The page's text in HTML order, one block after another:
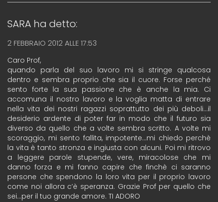
SARA ha detto:
2 FEBBRAIO 2012 ALLE 17:53
Caro Prof,
quando parla del suo lavoro mi si stringe qualcosa
dentro e sembra proprio che sia il cuore. Forse perché
sento forte la sua passione che è anche la mia. Ci
accomuna il nostro lavoro e la voglia matta di entrare
nella vita dei nostri ragazzi soprattutto dei più deboli…il
desiderio ardente di poter far in modo che il futuro sia
diverso da quello che a volte sembra scritto. A volte mi
scoraggio, mi sento fallita, impotente…mi chiedo perchè
la vita è tanto stronza e ingiusta con alcuni. Poi mi ritrovo
a leggere parole stupende, vere, miracolose che mi
danno forza e mi fanno capire che finchè ci saranno
persone che spendono la loro vita per il proprio lavoro
come noi allora c’è speranza. Grazie Prof per quello che
sei…per il tuo grande amore. TI ADORO